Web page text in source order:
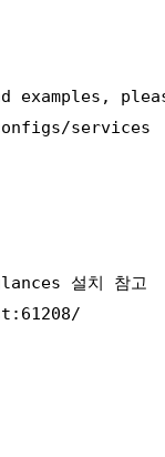
examples,
services
설치 참고